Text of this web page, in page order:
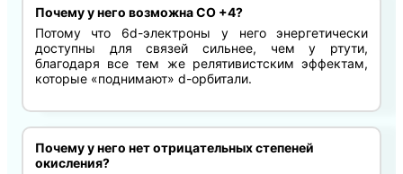
Почему у него возможна СО +4?
Потому что 6d-электроны у него энергетически
доступны для связей сильнее, чем у ртути,
благодаря все тем же релятивистским эффектам,
которые «поднимают» d-орбитали.
Почему у него нет отрицательных степеней
окисления?